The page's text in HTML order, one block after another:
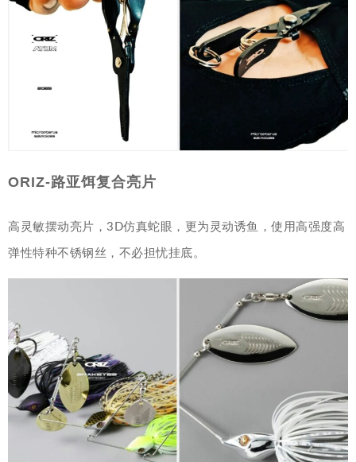
ORIZ-路亚饵复合亮片
高灵敏摆动亮片，3D仿真蛇眼，更为灵动诱鱼，使用高强度高
弹性特种不锈钢丝，不必担忧挂底。